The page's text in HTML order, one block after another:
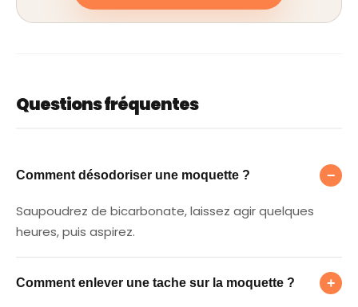
Questions fréquentes
Comment désodoriser une moquette ? −
Saupoudrez de bicarbonate, laissez agir quelques
heures, puis aspirez.
Comment enlever une tache sur la
Comment enlever une tache sur la moquette ? +